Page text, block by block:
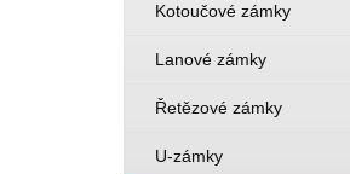
Kotoučové zámky
Lanové zámky
Řetězové zámky
U-zámky